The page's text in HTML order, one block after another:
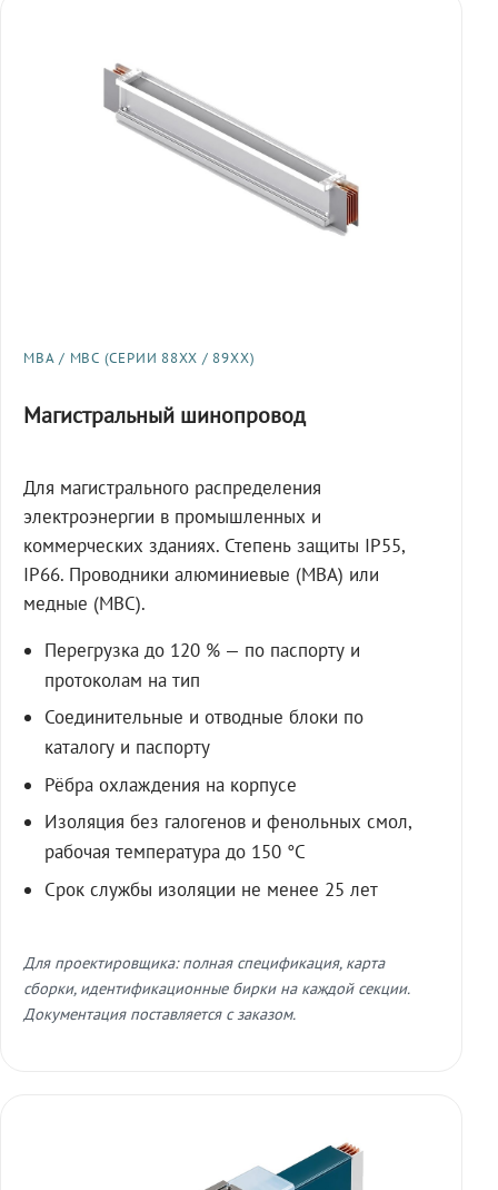
МВА / МВС (СЕРИИ 88XX / 89XX)
Магистральный шинопровод
Для магистрального распределения
электроэнергии в промышленных и
коммерческих зданиях. Степень защиты IP55,
IP66. Проводники алюминиевые (МВА) или
медные (МВС).
Перегрузка до 120 % — по паспорту и
протоколам на тип
Соединительные и отводные блоки по
каталогу и паспорту
Рёбра охлаждения на корпусе
Изоляция без галогенов и фенольных смол,
рабочая температура до 150 °C
Срок службы изоляции не менее 25 лет
Для проектировщика: полная спецификация, карта
сборки, идентификационные бирки на каждой секции.
Документация поставляется с заказом.